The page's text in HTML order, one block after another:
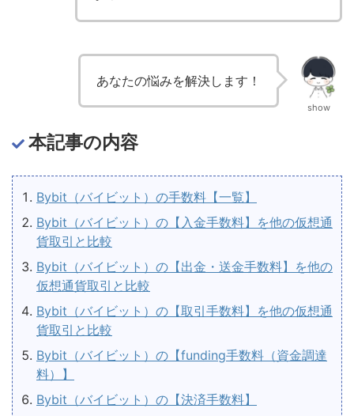
あなたの悩みを解決します！
show
本記事の内容
Bybit（バイビット）の手数料【一覧】
Bybit（バイビット）の【入金手数料】を他の仮想通
貨取引と比較
Bybit（バイビット）の【出金・送金手数料】を他の
仮想通貨取引と比較
Bybit（バイビット）の【取引手数料】を他の仮想通
貨取引と比較
Bybit（バイビット）の【funding手数料（資金調達
料）】
Bybit（バイビット）の【決済手数料】